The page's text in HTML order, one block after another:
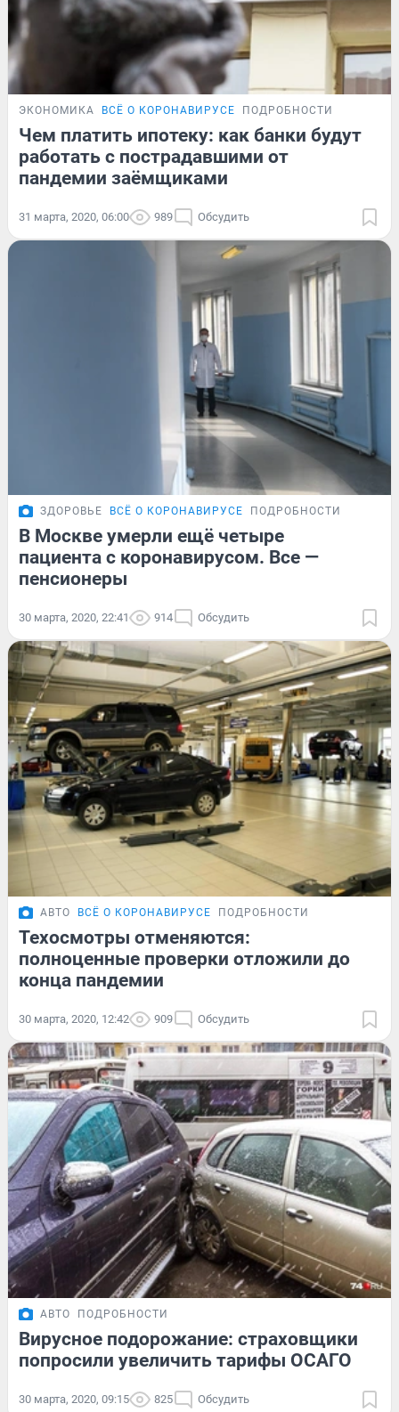
ЭКОНОМИКА ВСЁ О КОРОНАВИРУСЕ ПОДРОБНОСТИ
Чем платить ипотеку: как банки будут
работать с пострадавшими от
пандемии заёмщиками
31 марта, 2020, 06:00 989 Обсудить
ЗДОРОВЬЕ ВСЁ О КОРОНАВИРУСЕ ПОДРОБНОСТИ
В Москве умерли ещё четыре
пациента с коронавирусом. Все —
пенсионеры
30 марта, 2020, 22:41 914 Обсудить
АВТО ВСЁ О КОРОНАВИРУСЕ ПОДРОБНОСТИ
Техосмотры отменяются:
полноценные проверки отложили до
конца пандемии
30 марта, 2020, 12:42 909 Обсудить
АВТО ПОДРОБНОСТИ
Вирусное подорожание: страховщики
попросили увеличить тарифы ОСАГО
30 марта, 2020, 09:15 825 Обсудить